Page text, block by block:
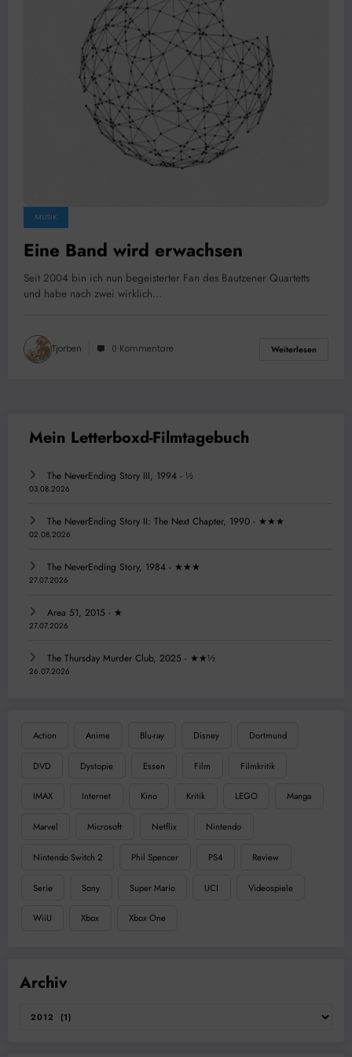
MUSIK
Eine Band wird erwachsen
Seit 2004 bin ich nun begeisterter Fan des Bautzener Quartetts
und habe nach zwei wirklich…
Tjorben 0 Kommentare Weiterlesen
The NeverEnding Story III, 1994 - ½
03.08.2026
The NeverEnding Story II: The Next Chapter, 1990 - ★★★
02.08.2026
The NeverEnding Story, 1984 - ★★★
27.07.2026
Area 51, 2015 - ★
27.07.2026
The Thursday Murder Club, 2025 - ★★½
26.07.2026
Action Anime Blu-ray Disney Dortmund
DVD Dystopie Essen Film Filmkritik
IMAX Internet Kino Kritik LEGO Manga
Marvel Microsoft Netflix Nintendo
Nintendo Switch 2 Phil Spencer PS4 Review
Serie Sony Super Mario UCI Videospiele
WiiU Xbox Xbox One